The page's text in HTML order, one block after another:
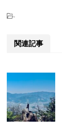
-
関連記事